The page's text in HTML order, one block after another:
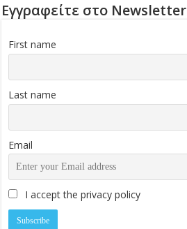
Εγγραφείτε στο Newsletter
First name
Last name
Email
I accept the privacy policy